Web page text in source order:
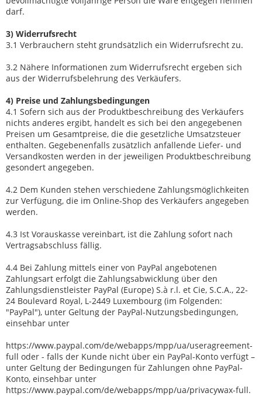
darf.
3) Widerrufsrecht
3.1 Verbrauchern steht grundsätzlich ein Widerrufsrecht zu.
3.2 Nähere Informationen zum Widerrufsrecht ergeben sich
aus der Widerrufsbelehrung des Verkäufers.
4) Preise und Zahlungsbedingungen
4.1 Sofern sich aus der Produktbeschreibung des Verkäufers
nichts anderes ergibt, handelt es sich bei den angegebenen
Preisen um Gesamtpreise, die die gesetzliche Umsatzsteuer
enthalten. Gegebenenfalls zusätzlich anfallende Liefer- und
Versandkosten werden in der jeweiligen Produktbeschreibung
gesondert angegeben.
4.2 Dem Kunden stehen verschiedene Zahlungsmöglichkeiten
zur Verfügung, die im Online-Shop des Verkäufers angegeben
werden.
4.3 Ist Vorauskasse vereinbart, ist die Zahlung sofort nach
Vertragsabschluss fällig.
4.4 Bei Zahlung mittels einer von PayPal angebotenen
Zahlungsart erfolgt die Zahlungsabwicklung über den
Zahlungsdienstleister PayPal (Europe) S.à r.l. et Cie, S.C.A., 22-
24 Boulevard Royal, L-2449 Luxembourg (im Folgenden:
"PayPal"), unter Geltung der PayPal-Nutzungsbedingungen,
einsehbar unter
https://www.paypal.com/de/webapps/mpp/ua/useragreement-
full oder - falls der Kunde nicht über ein PayPal-Konto verfügt –
unter Geltung der Bedingungen für Zahlungen ohne PayPal-
Konto, einsehbar unter
https://www.paypal.com/de/webapps/mpp/ua/privacywax-full.